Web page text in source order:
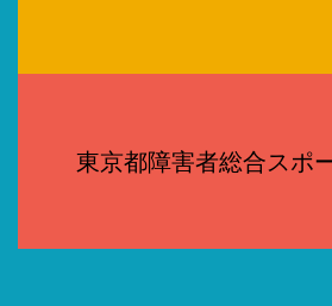
東京都障害者総合スポ